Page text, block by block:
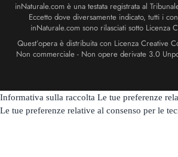
inNaturale.com è una testata registrata al
Eccetto dove diversamente indicato, tutti i
inNaturale.com sono rilasciati sotto Licenza
Quest’opera è distribuita con Licenza Creative
Non commerciale - Non opere derivate 3.0
Informativa sulla raccolta Le tue preferenze
Le tue preferenze relative al consenso per le